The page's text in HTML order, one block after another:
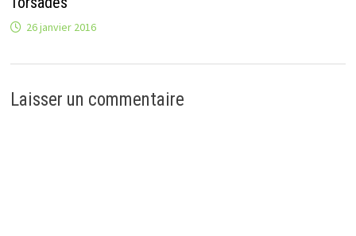
26 janvier 2016
Laisser un commentaire